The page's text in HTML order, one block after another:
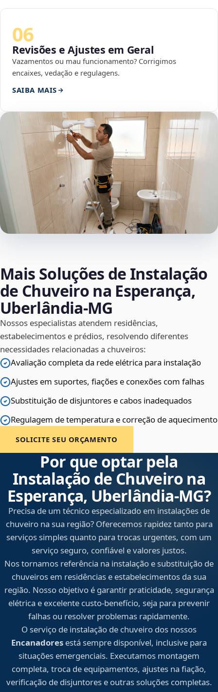
06
Revisões e Ajustes em Geral
Vazamentos ou mau funcionamento? Corrigimos
encaixes, vedação e regulagens.
SAIBA MAIS
Mais Soluções de Instalação
de Chuveiro na Esperança,
Uberlândia‑MG
Nossos especialistas atendem residências,
estabelecimentos e prédios, resolvendo diferentes
necessidades relacionadas a chuveiros:
Avaliação completa da rede elétrica para instalação
Ajustes em suportes, fiações e conexões com falhas
Substituição de disjuntores e cabos inadequados
Regulagem de temperatura e correção de aquecimento
SOLICITE SEU ORÇAMENTO
Por que optar pela
Instalação de Chuveiro na
Esperança, Uberlândia‑MG?
Precisa de um técnico especializado em instalações de
chuveiro na sua região? Oferecemos rapidez tanto para
serviços simples quanto para trocas urgentes, com um
serviço seguro, confiável e valores justos.
Nos tornamos referência na instalação e substituição de
chuveiros em residências e estabelecimentos da sua
região. Nosso objetivo é garantir praticidade, segurança
elétrica e excelente custo-benefício, seja para prevenir
falhas ou resolver problemas rapidamente.
O serviço de instalação de chuveiro dos nossos
Encanadores está sempre disponível, inclusive para
situações emergenciais. Executamos montagem
completa, troca de equipamentos, ajustes na fiação,
verificação de disjuntores e outras soluções completas.